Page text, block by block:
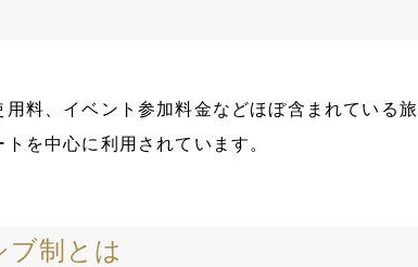
料、イベント参加料金などほぼ含まれている
を中心に利用されています。
ブ制とは